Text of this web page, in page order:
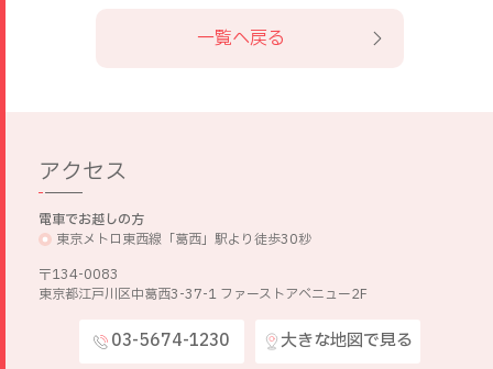
一覧へ戻る
アクセス
電車でお越しの方
東京メトロ東西線「葛西」駅より徒歩30秒
〒134-0083
東京都江戸川区中葛西3-37-1 ファーストアベニュー2F
03-5674-1230 大きな地図で見る